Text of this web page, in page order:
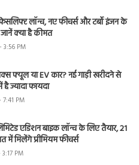
फेसलिफ्ट लॉन्च, नए फीचर्स और टर्बो इंजन के
क्या है कीमत
3:56 PM
फ्यूल या EV कार? नई गाड़ी खरीदने से
ज्यादा फायदा
PM
एडिशन बाइक लॉन्च के लिए तैयार, 21
मिलेंगे प्रीमियम फीचर्स
PM